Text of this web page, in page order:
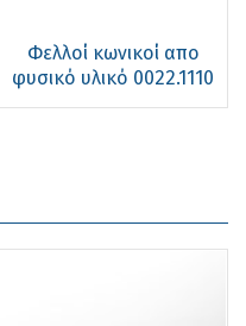
Φελλοί κωνικοί απο
φυσικό υλικό 0022.1110